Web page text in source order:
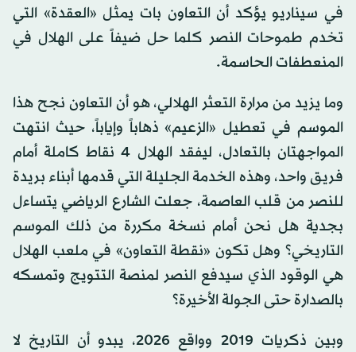
في سيناريو يؤكد أن التعاون بات يمثل «العقدة» التي
تخدم طموحات النصر كلما حل ضيفاً على الهلال في
المنعطفات الحاسمة.
وما يزيد من مرارة التعثر الهلالي، هو أن التعاون نجح هذا
الموسم في تعطيل «الزعيم» ذهاباً وإياباً، حيث انتهت
المواجهتان بالتعادل، ليفقد الهلال 4 نقاط كاملة أمام
فريق واحد، وهذه الخدمة الجليلة التي قدمها أبناء بريدة
للنصر من قلب العاصمة، جعلت الشارع الرياضي يتساءل
بجدية هل نحن أمام نسخة مكررة من ذلك الموسم
التاريخي؟ وهل تكون «نقطة التعاون» في ملعب الهلال
هي الوقود الذي سيدفع النصر لمنصة التتويج وتمسكه
بالصدارة حتى الجولة الأخيرة؟
وبين ذكريات 2019 وواقع 2026، يبدو أن التاريخ لا